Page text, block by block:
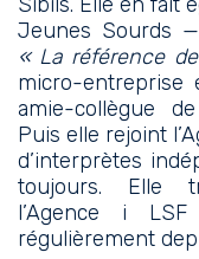
Jeunes Sourds
« La référence de
micro-entreprise
amie-collègue
Puis elle rejoint
d’interprètes
toujours. Elle
l’Agence i
régulièrement